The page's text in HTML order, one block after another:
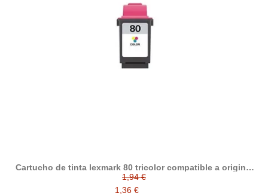
Cartucho de tinta lexmark 80 tricolor compatible a original
012A1980E
1,94 €
1,36 €